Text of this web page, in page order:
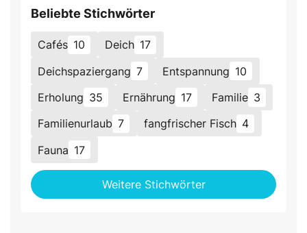
Beliebte Stichwörter
Cafés 10 Deich 17
Deichspaziergang 7 Entspannung 10
Erholung 35 Ernährung 17 Familie 3
Familienurlaub 7 fangfrischer Fisch 4
Fauna 17
Weitere Stichwörter